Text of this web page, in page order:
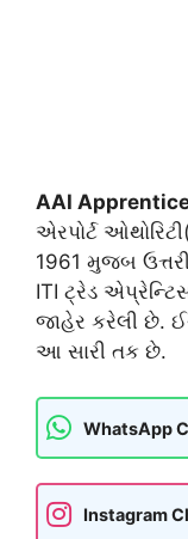
AAI
એરપોર્ટ
1961 મુજબ
ITI ટ્રેડ
જાહેર કરેલી છે.
આ સારી તક છે.
WhatsApp
Instagram